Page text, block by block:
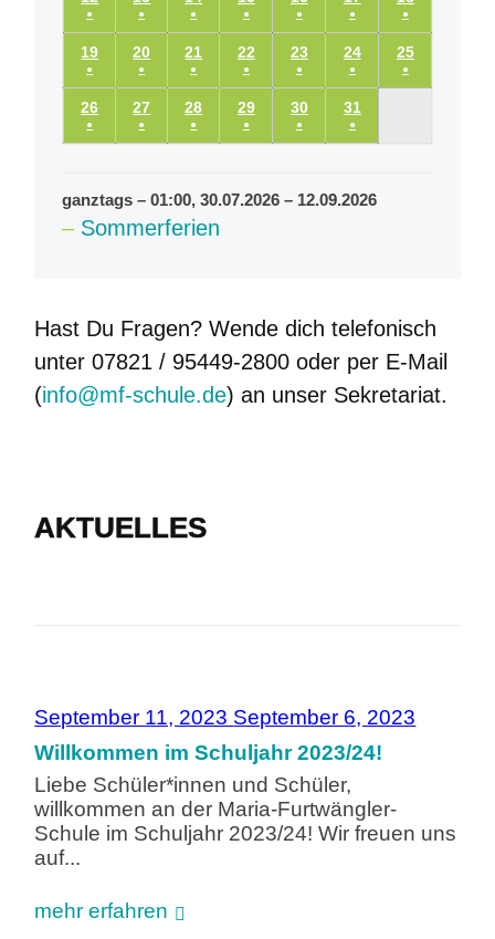
AKTUELLES
September 11, 2023 September 6, 2023
Willkommen im Schuljahr 2023/24!
Liebe Schüler*innen und Schüler,
willkommen an der Maria-Furtwängler-
Schule im Schuljahr 2023/24! Wir freuen uns
auf...
mehr erfahren
Veranstaltung)
Veranstaltung)
Veranstaltung)
Veranstaltung)Veranstaltung)
Veranstaltung)
●
(1
Veranstaltung)
●
(1
Veranstaltung)
●
(1
Veranstaltung)
●
(1
Veranstaltung)
●
(1
Veranstaltung)
●
(1
Veranstaltung)
●
(1
1919.08.2024
●
(1
Veranstaltung)
2020.08.2024
●
(1
Veranstaltung)
21 21.08.2024
●
(1
Veranstaltung)
2222.08.2024
●
(1
Veranstaltung)
2323.08.2024
●
(1
Veranstaltung)
2424.08.2024
●
(1
Veranstaltung)
2525.08.2024
●
(1
2626.08.2024
●
(1
2727.08.2024
●
(1
2828.08.2024
●
(1
2929.08.2024
●
(1
3030.08.2024
●
(1
31
●
(1
ganztags – 01:00,30.07.2026 – 12.09.2026
– Sommerferien
Hast Du Fragen? Wende dich telefonisch
unter 07821 / 95449-2800 oder per E-Mail
(info@mf-schule.de) an unser Sekretariat.